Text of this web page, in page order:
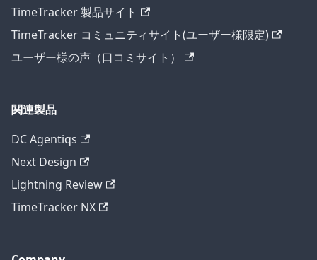
TimeTracker 製品サイト
TimeTracker コミュニティサイト(ユーザー様限定)
ユーザー様の声（口コミサイト）
関連製品
DC Agentiqs
Next Design
Lightning Review
TimeTracker NX